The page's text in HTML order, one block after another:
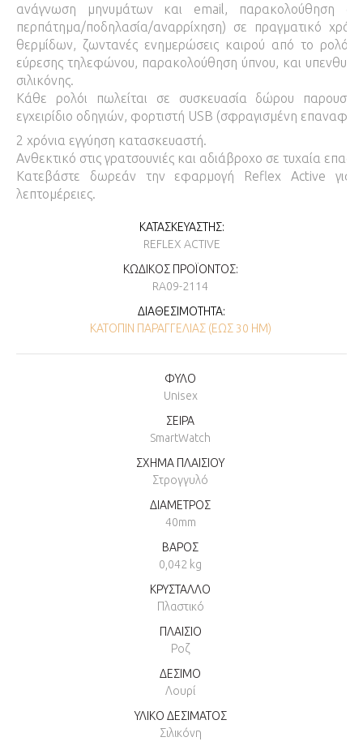
ανάγνωση μηνυμάτων και email, παρακολούθηση
περπάτημα/ποδηλασία/αναρρίχηση) σε πραγματικό
θερμίδων, ζωντανές ενημερώσεις καιρού από το ρολόι
εύρεσης τηλεφώνου, παρακολούθηση ύπνου, και
σιλικόνης.
Κάθε ρολόι πωλείται σε συσκευασία δώρου
εγχειρίδιο οδηγιών, φορτιστή USB (σφραγισμένη
2 χρόνια εγγύηση κατασκευαστή.
Ανθεκτικό στις γρατσουνιές και αδιάβροχο σε τυχαία
Κατεβάστε δωρεάν την εφαρμογή Reflex Active για
λεπτομέρειες.
ΚΑΤΑΣΚΕΥΑΣΤΉΣ:
REFLEX ACTIVE
ΚΩΔΙΚΌΣ ΠΡΟΪΌΝΤΟΣ:
RA09-2114
ΔΙΑΘΕΣΙΜΌΤΗΤΑ:
ΚΑΤΌΠΙΝ ΠΑΡΑΓΓΕΛΊΑΣ (ΕΏΣ 30 ΗΜ)
ΦΥΛΟ
Unisex
ΣΕΙΡΑ
SmartWatch
ΣΧΗΜΑ ΠΛΑΙΣΙΟΥ
Στρογγυλό
ΔΙΑΜΕΤΡΟΣ
40mm
ΒΑΡΟΣ
0,042 kg
ΚΡΥΣΤΑΛΛΟ
Πλαστικό
ΠΛΑΙΣΙΟ
Ροζ
ΔΕΣΙΜΟ
Λουρί
ΥΛΙΚΟ ΔΕΣΙΜΑΤΟΣ
Σιλικόνη